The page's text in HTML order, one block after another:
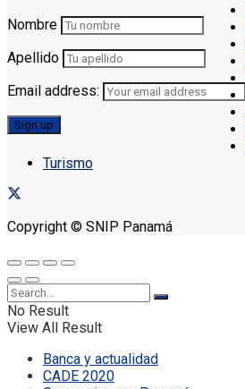
Nombre
Apellido
Email address:
Turismo
Copyright © SNIP Panamá
No Result
View All Result
Banca y actualidad
CADE 2020